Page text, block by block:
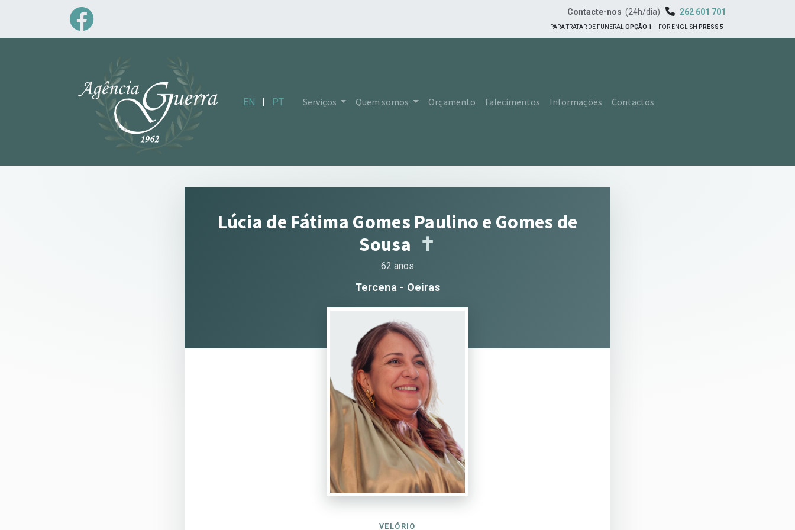
Contacte-nos (24h/dia) 262 601 701
PARA TRATAR DE FUNERAL OPÇÃO 1 - FOR ENGLISH PRESS 5
EN | PT Serviços Quem somos Orçamento Falecimentos Informações Contactos
Lúcia de Fátima Gomes Paulino e Gomes de
Sousa ✝︎
62 anos
Tercena - Oeiras
VELÓRIO